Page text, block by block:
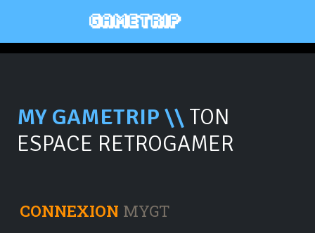
MY GAMETRIP \\ TON
ESPACE RETROGAMER
CONNEXION MYGT